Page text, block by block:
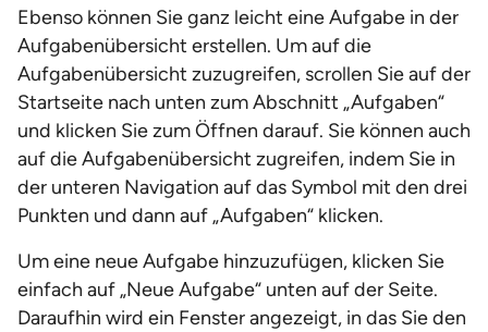
Ebenso können Sie ganz leicht eine Aufgabe in der
Aufgabenübersicht erstellen. Um auf die
Aufgabenübersicht zuzugreifen, scrollen Sie auf der
Startseite nach unten zum Abschnitt „Aufgaben“
und klicken Sie zum Öffnen darauf. Sie können auch
auf die Aufgabenübersicht zugreifen, indem Sie in
der unteren Navigation auf das Symbol mit den drei
Punkten und dann auf „Aufgaben“ klicken.
Um eine neue Aufgabe hinzuzufügen, klicken Sie
einfach auf „Neue Aufgabe“ unten auf der Seite.
Daraufhin wird ein Fenster angezeigt, in das Sie den